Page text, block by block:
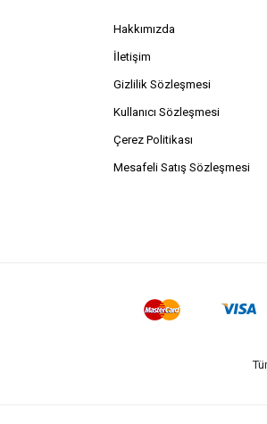
Hakkımızda
İletişim
Gizlilik Sözleşmesi
Kullanıcı Sözleşmesi
Çerez Politikası
Mesafeli Satış Sözleşmesi